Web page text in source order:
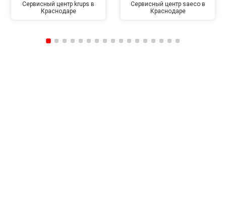
Сервисный центр krups в
Краснодаре
Сервисный центр saeco в
Краснодаре